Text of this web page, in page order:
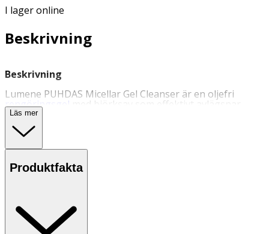
I lager online
Beskrivning
Beskrivning
Lumene PUHDAS Micellar Gel Cleanser är en oljefri
rengöringsgel med björksav som effektivt avlägsnar
smink och orenheter och gör att huden ser uppfriskad,
matt och ren ut. Följ anvisningarna på
produkten/bruksanvisningen.
Användning
-Applicera med cirkelrörelser på fuktad hud och skölj
- Passar alla typer av mogen hy.
- Parfymerad.
Läs mer
Produktfakta